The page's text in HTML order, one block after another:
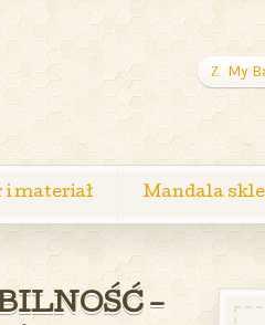
My
i materiał Mandala
–